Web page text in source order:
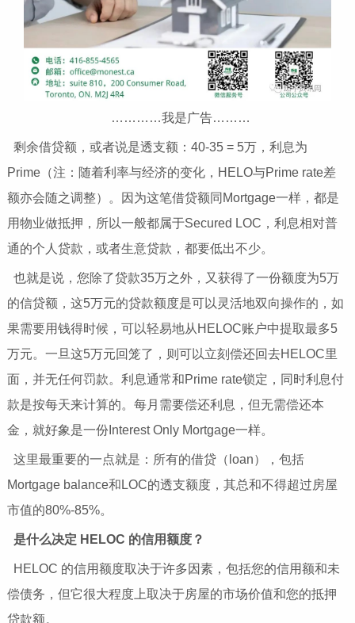
…………我是广告………
剩余借贷额，或者说是透支额：40-35 = 5万，利息为
Prime（注：随着利率与经济的变化，HELO与Prime rate差
额亦会随之调整）。因为这笔借贷额同Mortgage一样，都是
用物业做抵押，所以一般都属于Secured LOC，利息相对普
通的个人贷款，或者生意贷款，都要低出不少。
也就是说，您除了贷款35万之外，又获得了一份额度为5万
的信贷额，这5万元的贷款额度是可以灵活地双向操作的，如
果需要用钱得时候，可以轻易地从HELOC账户中提取最多5
万元。一旦这5万元回笼了，则可以立刻偿还回去HELOC里
面，并无任何罚款。利息通常和Prime rate锁定，同时利息付
款是按每天来计算的。每月需要偿还利息，但无需偿还本
金，就好象是一份Interest Only Mortgage一样。
这里最重要的一点就是：所有的借贷（loan），包括
Mortgage balance和LOC的透支额度，其总和不得超过房屋
市值的80%-85%。
是什么决定 HELOC 的信用额度？
HELOC 的信用额度取决于许多因素，包括您的信用额和未
偿债务，但它很大程度上取决于房屋的市场价值和您的抵押
贷款额。